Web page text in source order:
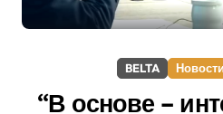
BELTA
“В основе –